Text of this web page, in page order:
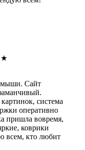
★
мыши. Сайт
система
оперативно
пришла вовремя,
коврики
всем, кто любит